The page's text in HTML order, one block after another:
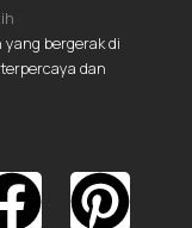
bergerak di
dan